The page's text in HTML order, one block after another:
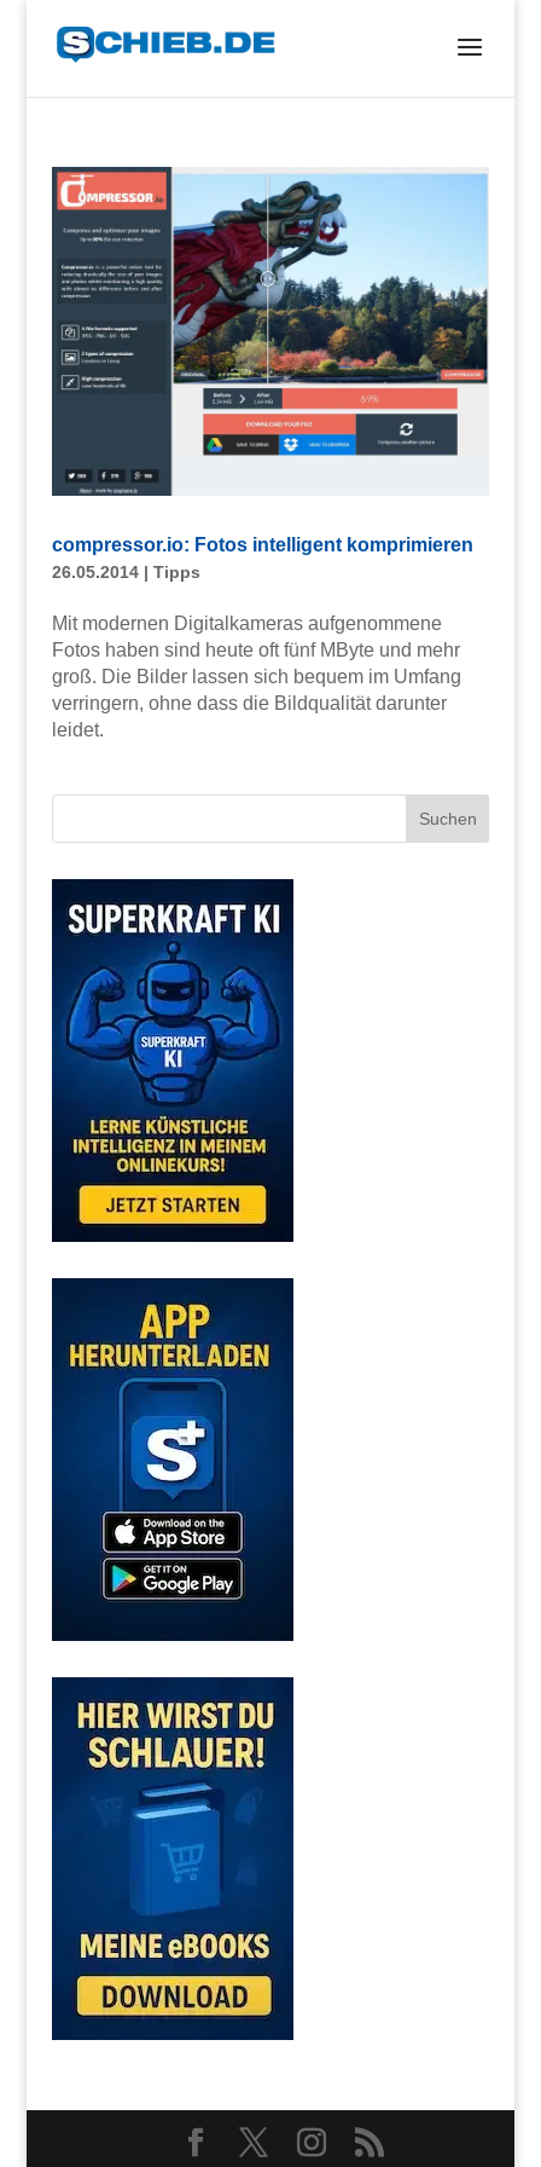
compressor.io: Fotos intelligent komprimieren
26.05.2014| Tipps
Mit modernen Digitalkameras aufgenommene
Fotos haben sind heute oft fünf MByte und mehr
groß. Die Bilder lassen sich bequem im Umfang
verringern, ohne dass die Bildqualität darunter
leidet.